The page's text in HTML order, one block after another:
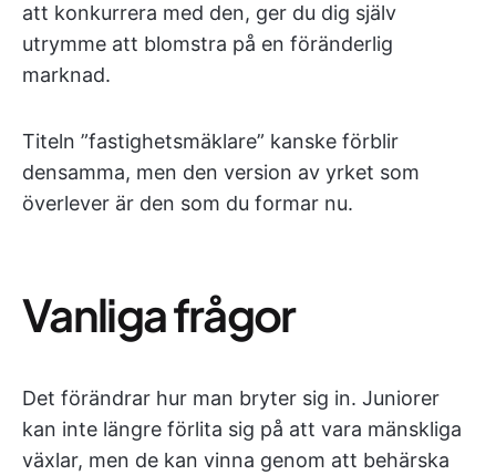
att konkurrera med den, ger du dig själv
utrymme att blomstra på en föränderlig
marknad.
Titeln ”fastighetsmäklare” kanske förblir
densamma, men den version av yrket som
överlever är den som du formar nu.
Vanliga frågor
Det förändrar hur man bryter sig in. Juniorer
kan inte längre förlita sig på att vara mänskliga
växlar, men de kan vinna genom att behärska